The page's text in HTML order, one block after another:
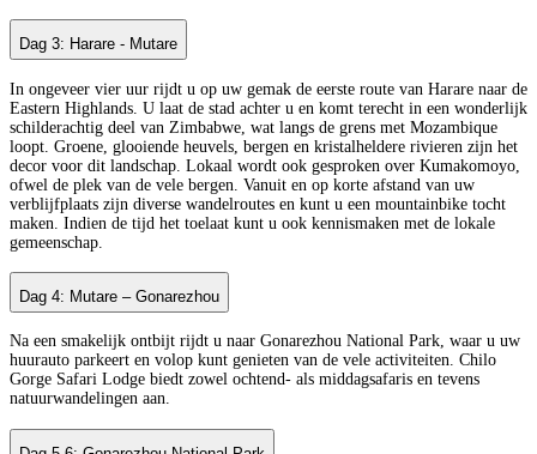
Dag 3: Harare - Mutare
In ongeveer vier uur rijdt u op uw gemak de eerste route van Harare naar de
Eastern Highlands. U laat de stad achter u en komt terecht in een wonderlijk
schilderachtig deel van Zimbabwe, wat langs de grens met Mozambique
loopt. Groene, glooiende heuvels, bergen en kristalheldere rivieren zijn het
decor voor dit landschap. Lokaal wordt ook gesproken over Kumakomoyo,
ofwel de plek van de vele bergen. Vanuit en op korte afstand van uw
verblijfplaats zijn diverse wandelroutes en kunt u een mountainbike tocht
maken. Indien de tijd het toelaat kunt u ook kennismaken met de lokale
gemeenschap.
Dag 4: Mutare – Gonarezhou
Na een smakelijk ontbijt rijdt u naar Gonarezhou National Park, waar u uw
huurauto parkeert en volop kunt genieten van de vele activiteiten. Chilo
Gorge Safari Lodge biedt zowel ochtend- als middagsafaris en tevens
natuurwandelingen aan.